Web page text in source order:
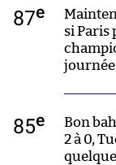
87e
si Paris
85e
Bon
2 à 0,